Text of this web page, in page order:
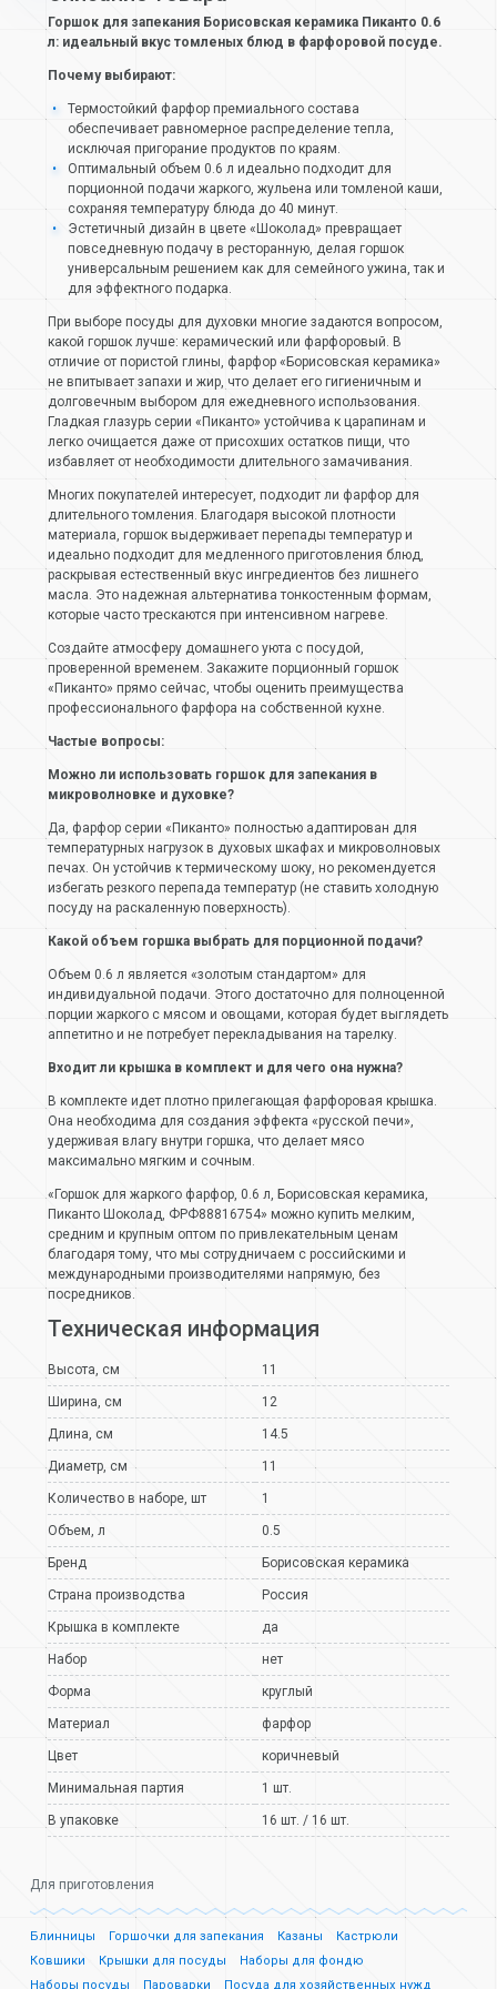
Горшок для запекания Борисовская керамика Пиканто 0.6
л: идеальный вкус томленых блюд в фарфоровой посуде.
Почему выбирают:
Термостойкий фарфор премиального состава
обеспечивает равномерное распределение тепла,
исключая пригорание продуктов по краям.
Оптимальный объем 0.6 л идеально подходит для
порционной подачи жаркого, жульена или томленой каши,
сохраняя температуру блюда до 40 минут.
Эстетичный дизайн в цвете «Шоколад» превращает
повседневную подачу в ресторанную, делая горшок
универсальным решением как для семейного ужина, так и
для эффектного подарка.
При выборе посуды для духовки многие задаются вопросом,
какой горшок лучше: керамический или фарфоровый. В
отличие от пористой глины, фарфор «Борисовская керамика»
не впитывает запахи и жир, что делает его гигиеничным и
долговечным выбором для ежедневного использования.
Гладкая глазурь серии «Пиканто» устойчива к царапинам и
легко очищается даже от присохших остатков пищи, что
избавляет от необходимости длительного замачивания.
Многих покупателей интересует, подходит ли фарфор для
длительного томления. Благодаря высокой плотности
материала, горшок выдерживает перепады температур и
идеально подходит для медленного приготовления блюд,
раскрывая естественный вкус ингредиентов без лишнего
масла. Это надежная альтернатива тонкостенным формам,
которые часто трескаются при интенсивном нагреве.
Создайте атмосферу домашнего уюта с посудой,
проверенной временем. Закажите порционный горшок
«Пиканто» прямо сейчас, чтобы оценить преимущества
профессионального фарфора на собственной кухне.
Частые вопросы:
Можно ли использовать горшок для запекания в
микроволновке и духовке?
Да, фарфор серии «Пиканто» полностью адаптирован для
температурных нагрузок в духовых шкафах и микроволновых
печах. Он устойчив к термическому шоку, но рекомендуется
избегать резкого перепада температур (не ставить холодную
посуду на раскаленную поверхность).
Какой объем горшка выбрать для порционной подачи?
Объем 0.6 л является «золотым стандартом» для
индивидуальной подачи. Этого достаточно для полноценной
порции жаркого с мясом и овощами, которая будет выглядеть
аппетитно и не потребует перекладывания на тарелку.
Входит ли крышка в комплект и для чего она нужна?
В комплекте идет плотно прилегающая фарфоровая крышка.
Она необходима для создания эффекта «русской печи»,
удерживая влагу внутри горшка, что делает мясо
максимально мягким и сочным.
«Горшок для жаркого фарфор, 0.6 л, Борисовская керамика,
Пиканто Шоколад, ФРФ88816754» можно купить мелким,
средним и крупным оптом по привлекательным ценам
благодаря тому, что мы сотрудничаем с российскими и
международными производителями напрямую, без
посредников.
Техническая информация
Высота, см 11
Ширина, см 12
Длина, см 14.5
Диаметр, см 11
Количество в наборе, шт 1
Объем, л 0.5
Бренд Борисовская керамика
Страна производства Россия
Крышка в комплекте да
Набор нет
Форма круглый
Материал фарфор
Цвет коричневый
Минимальная партия 1 шт.
В упаковке 16 шт. / 16 шт.
Для приготовления
Блинницы Горшочки для запекания Казаны
Кастрюли
Ковшики
Крышки для посуды
Наборы для фондю
Наборы посуды
Пароварки Посуда для хозяйственных нужд